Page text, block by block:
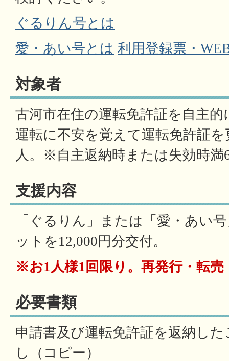
ぐるりん号とは
愛・あい号とは 利用登録票・
対象者
古河市在住の運転免許証を自主
運転に不安を覚えて運転免許証
人。※自主返納時または失効時満
支援内容
「ぐるりん」または「愛・あい
ットを12,000円分交付。
※お1人様1回限り。再発行・転売
必要書類
申請書及び運転免許証を返納し
し（コピー）